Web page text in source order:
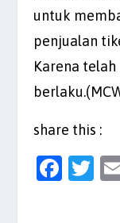
untuk
penjualan
Karena
share this :
F
T